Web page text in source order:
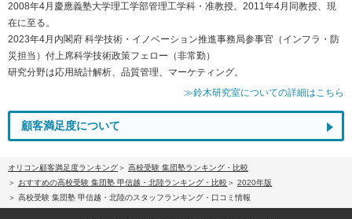
2008年4月慶應義塾大学理工学部管理工学科・准教授。2011年4月同教授、現
在に至る。
2023年4月内閣府 科学技術・イノベーション推進事務局参事官（インフラ・防
災担当）付上席科学技術政策フェロー（非常勤）
研究分野は応用統計解析、品質管理、マーケティング。
≫鈴木研究室についての詳細はこちら
顧客満足度について
オリコン顧客満足度ランキング
高校受験 集団塾ランキング・比較
おすすめの高校受験 集団塾 甲信越・北陸ランキング・比較
2020年版
高校受験 集団塾 甲信越・北陸のスタッフランキング・口コミ情報